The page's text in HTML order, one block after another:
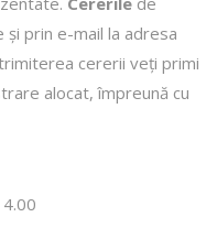
prin e-mail la adresa
cererii veţi primi
alocat, împreună cu